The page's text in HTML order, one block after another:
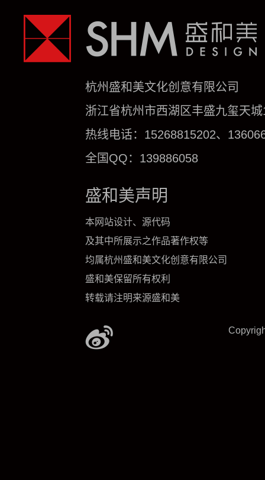
杭州盛和美文化创意有限公司
浙江省杭州市西湖区丰盛九玺天
热线电话：15268815202、
全国QQ：139886058
盛和美声明
本网站设计、源代码
及其中所展示之作品著作权等
均属杭州盛和美文化创意有限公司
盛和美保留所有权利
转载请注明来源盛和美